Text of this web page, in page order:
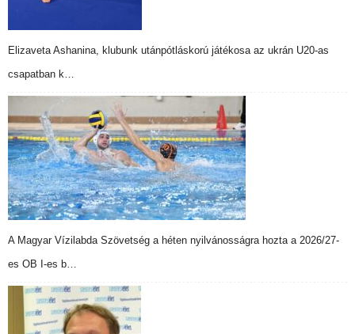
Elizaveta Ashanina, klubunk utánpótláskorú játékosa az ukrán U20-as
csapatban k…
A Magyar Vízilabda Szövetség a héten nyilvánosságra hozta a 2026/27-
es OB I-es b…